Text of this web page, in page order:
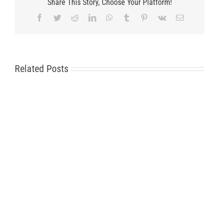
Share This Story, Choose Your Platform!
Facebook
TwitterRedditLinkedInWhatsApp
Tumblr Pinterest
Vk Email
Related Posts